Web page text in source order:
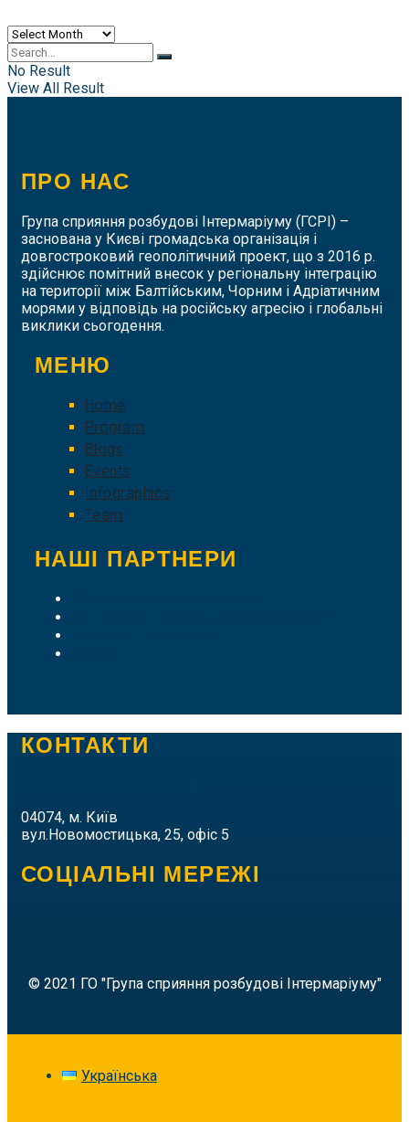
Archives
No Result
View All Result
ПРО НАС
Група сприяння розбудові Інтермаріуму (ГСРІ) –
заснована у Києві громадська організація і
довгостроковий геополітичний проект, що з 2016 р.
здійснює помітний внесок у регіональну інтеграцію
на території між Балтійським, Чорним і Адріатичним
морями у відповідь на російську агресію і глобальні
виклики сьогодення.
МЕНЮ
Home
Program
Blogs
Events
Infographics
Team
НАШІ ПАРТНЕРИ
КОНТАКТИ
04074, м. Київ
вул.Новомостицька, 25, офіс 5
СОЦІАЛЬНІ МЕРЕЖІ
© 2021 ГО "Група сприяння розбудові Інтермаріуму"
Українська